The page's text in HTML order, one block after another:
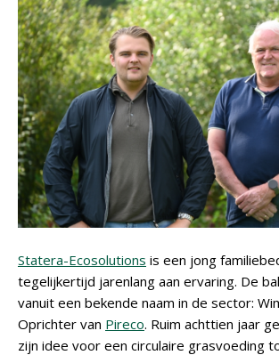
Statera-Ecosolutions is een jong
tegelijkertijd jarenlang aan ervaring. De
vanuit een bekende naam in de sector:
Oprichter van Pireco. Ruim achttien jaar
zijn idee voor een circulaire grasvoeding